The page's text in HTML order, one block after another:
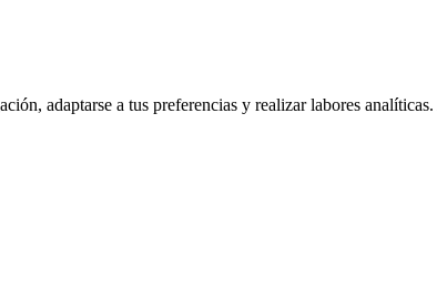
adaptarse a tus preferencias y realizar labores